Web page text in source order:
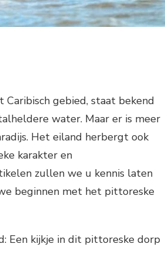
gebied, staat bekend
water. Maar er is meer
Het eiland herbergt ook
karakter en
zullen we u kennis laten
beginnen met het pittoreske
Een kijkje in dit pittoreske dorp